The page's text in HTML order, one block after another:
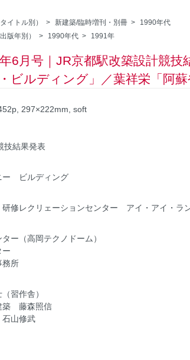
イトル別） > 新建築/臨時増刊・別冊 >
1990年代
版年別） > 1990年代 > 1991年
6月号｜JR京都駅改築設計競技
ビルディング」／葉祥栄「阿
297×222mm, soft
技結果発表
ー ビルディング
修レクリェーションセンター アイ・アイ・ラ
ー（高岡テクノドーム）
ー
務所
習作舎）
築 藤森照信
山修武